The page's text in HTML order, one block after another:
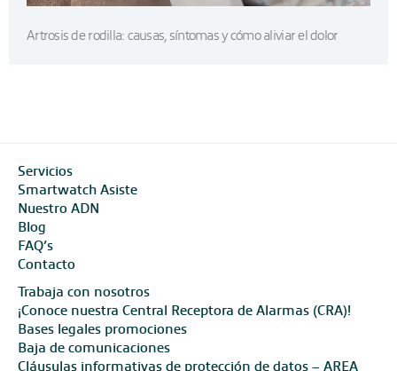
Artrosis de rodilla: causas, síntomas y cómo aliviar el dolor
Servicios
Smartwatch Asiste
Nuestro ADN
Blog
FAQ’s
Contacto
Trabaja con nosotros
¡Conoce nuestra Central Receptora de Alarmas (CRA)!
Bases legales promociones
Baja de comunicaciones
Cláusulas informativas de protección de datos – AREA